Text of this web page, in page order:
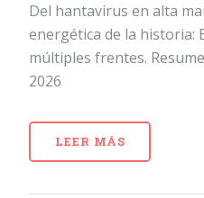
Del hantavirus en alta
energética de la historia:
múltiples frentes.
2026
LEER MÁS